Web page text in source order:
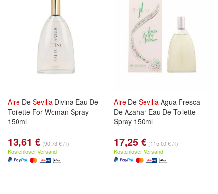
Aire De Sevilla Divina Eau De
Toilette For Woman Spray
150ml
13,61 € (90,73 € / l)
Kostenloser Versand
Aire De Sevilla Agua Fresca
De Azahar Eau De Toilette
Spray 150ml
17,25 € (115,00 € / l)
Kostenloser Versand